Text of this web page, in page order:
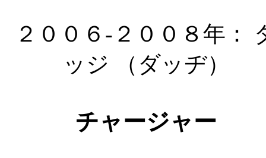
２００６-２００８年：
ッジ （ダッヂ）
チャージャー